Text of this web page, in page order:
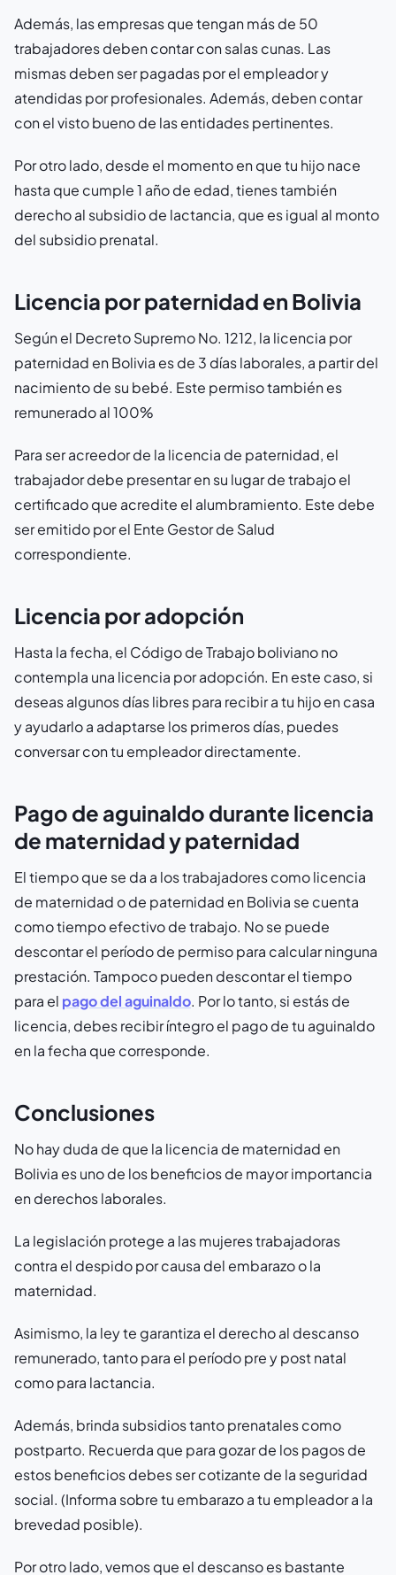
Además, las empresas que tengan más de 50
trabajadores deben contar con salas cunas. Las
mismas deben ser pagadas por el empleador y
atendidas por profesionales. Además, deben contar
con el visto bueno de las entidades pertinentes.
Por otro lado, desde el momento en que tu hijo nace
hasta que cumple 1 año de edad, tienes también
derecho al subsidio de lactancia, que es igual al monto
del subsidio prenatal.
Licencia por paternidad en Bolivia
Según el Decreto Supremo No. 1212, la licencia por
paternidad en Bolivia es de 3 días laborales, a partir del
nacimiento de su bebé. Este permiso también es
remunerado al 100%
Para ser acreedor de la licencia de paternidad, el
trabajador debe presentar en su lugar de trabajo el
certificado que acredite el alumbramiento. Este debe
ser emitido por el Ente Gestor de Salud
correspondiente.
Licencia por adopción
Hasta la fecha, el Código de Trabajo boliviano no
contempla una licencia por adopción. En este caso, si
deseas algunos días libres para recibir a tu hijo en casa
y ayudarlo a adaptarse los primeros días, puedes
conversar con tu empleador directamente.
Pago de aguinaldo durante licencia
de maternidad y paternidad
El tiempo que se da a los trabajadores como licencia
de maternidad o de paternidad en Bolivia se cuenta
como tiempo efectivo de trabajo. No se puede
descontar el período de permiso para calcular ninguna
prestación. Tampoco pueden descontar el tiempo
para el pago del aguinaldo. Por lo tanto, si estás de
licencia, debes recibir íntegro el pago de tu aguinaldo
en la fecha que corresponde.
Conclusiones
No hay duda de que la licencia de maternidad en
Bolivia es uno de los beneficios de mayor importancia
en derechos laborales.
La legislación protege a las mujeres trabajadoras
contra el despido por causa del embarazo o la
maternidad.
Asimismo, la ley te garantiza el derecho al descanso
remunerado, tanto para el período pre y post natal
como para lactancia.
Además, brinda subsidios tanto prenatales como
postparto. Recuerda que para gozar de los pagos de
estos beneficios debes ser cotizante de la seguridad
social. (Informa sobre tu embarazo a tu empleador a la
brevedad posible).
Por otro lado, vemos que el descanso es bastante